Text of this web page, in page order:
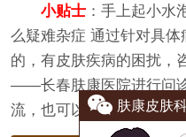
小贴士 ：手上起小水
么疑难杂症 通过针对具
的，有皮肤疾病的困扰，
——长春肤康医院进行问
流，也可以网上预约就诊
肤康皮肤